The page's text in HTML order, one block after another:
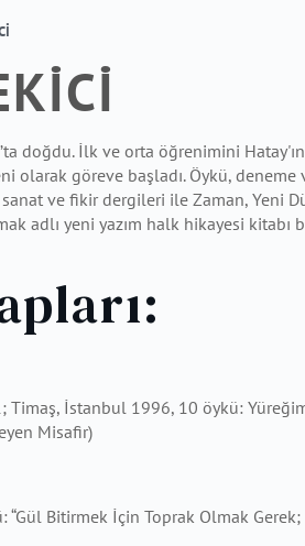
doğdu. İlk ve orta öğrenimini
olarak göreve başladı. Öykü,
ve fikir dergileri ile Zaman, Yeni
adlı yeni yazım halk hikayesi kitabı
Timaş, İstanbul 1996, 10 öykü:
Misafir)
Bitirmek İçin Toprak Olmak